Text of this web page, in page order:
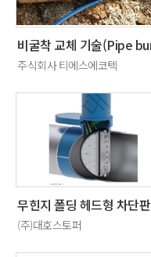
주식회사 티에스에코텍
(주)대호스토퍼